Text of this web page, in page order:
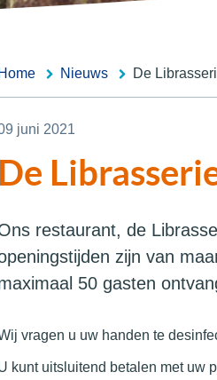
Home Nieuws De
juni 2021
De
restaurant, de
zijn van
50 gasten
vragen u uw handen te
kunt uitsluitend betalen met uw